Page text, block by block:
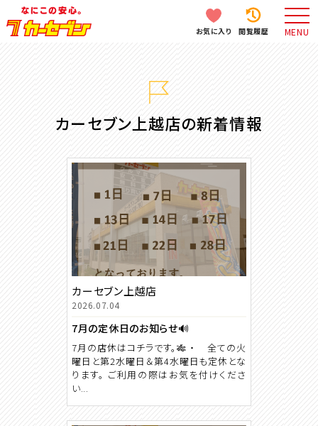
お気に入り 閲覧履歴 MENU
カーセブン上越店の新着情報
カーセブン上越店
2026.07.04
7月の定休日のお知らせ🔊
7月の店休はコチラです。🎋 ・ 全ての火
曜日と第2水曜日＆第4水曜日も定休とな
ります。 ご利用の際はお気を付けくださ
い...